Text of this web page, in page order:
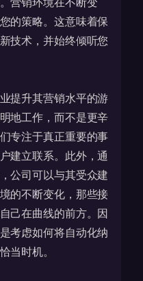
的策略。这意味着保
技术，并始终倾听您
提升其营销水平的游
地工作，而不是更辛
专注于真正重要的事
建立联系。此外，通
公司可以与其受众建
的不断变化，那些接
己在曲线的前方。因
考虑如何将自动化纳
当时机。